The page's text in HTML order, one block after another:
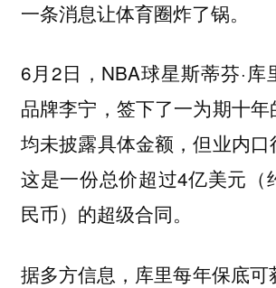
一条消息让体育圈炸了锅。
6月2日，NBA球星斯蒂芬·库
品牌李宁，签下了一为期十
均未披露具体金额，但业内口
这是一份总价超过4亿美元（
民币）的超级合同。
据多方信息，库里每年保底可